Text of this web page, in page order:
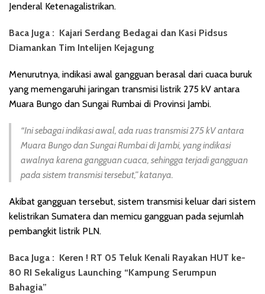
Jenderal Ketenagalistrikan.
Baca Juga : Kajari Serdang Bedagai dan Kasi Pidsus
Diamankan Tim Intelijen Kejagung
Menurutnya, indikasi awal gangguan berasal dari cuaca buruk
yang memengaruhi jaringan transmisi listrik 275 kV antara
Muara Bungo dan Sungai Rumbai di Provinsi Jambi.
“Ini sebagai indikasi awal, ada ruas transmisi 275 kV antara
Muara Bungo dan Sungai Rumbai di Jambi, yang indikasi
awalnya karena gangguan cuaca, sehingga terjadi gangguan
pada sistem transmisi tersebut,” katanya.
Akibat gangguan tersebut, sistem transmisi keluar dari sistem
kelistrikan Sumatera dan memicu gangguan pada sejumlah
pembangkit listrik PLN.
Baca Juga : Keren ! RT 05 Teluk Kenali Rayakan HUT ke-
80 RI Sekaligus Launching “Kampung Serumpun
Bahagia”